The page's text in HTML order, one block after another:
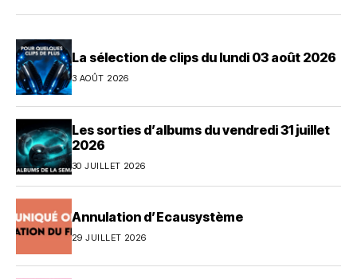
La sélection de clips du lundi 03 août 2026
3 AOÛT 2026
Les sorties d’albums du vendredi 31 juillet
2026
30 JUILLET 2026
Annulation d’Ecausystème
29 JUILLET 2026